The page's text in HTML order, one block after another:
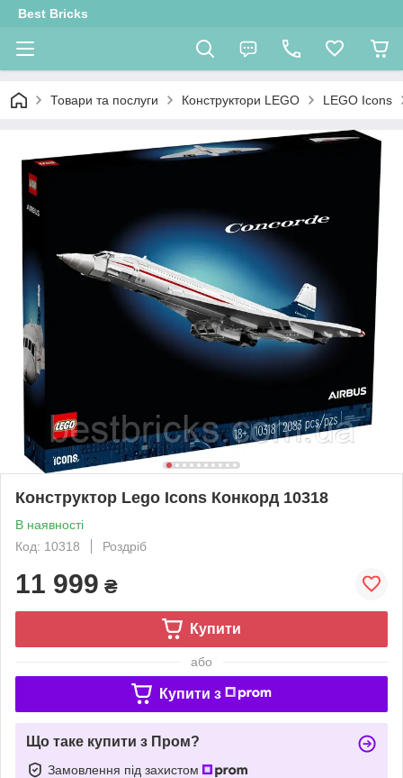
Best Bricks
Товари та послуги Конструктори LEGO LEGO Icons
Конструктор Lego Icons Конкорд 10318
В наявності
Код: 10318
Роздріб
11 999 ₴
Купити
або
Купити з
Що таке купити з Пром?
Замовлення під захистом